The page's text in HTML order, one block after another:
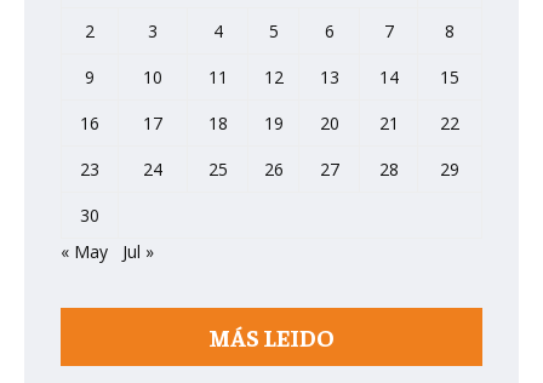
2
3 4 5 6 7
8
9
10 11 12 13 14
15
16
17 18 19 20 21
22
23
24 25 26 27 28
29
30
« May
Jul »
MÁS LEIDO